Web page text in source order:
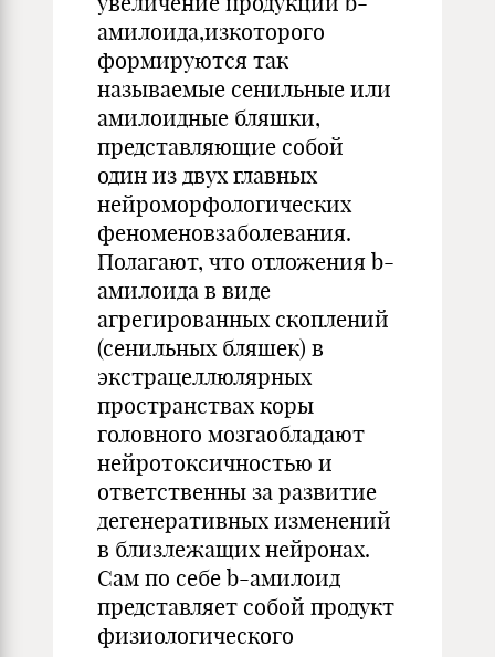
амилоида,изкоторого
формируются так
называемые сенильные или
амилоидные бляшки,
представляющие собой
один из двух главных
нейроморфологических
феноменовзаболевания.
Полагают, что отложения b-
амилоида в виде
агрегированных скоплений
(сенильных бляшек) в
экстрацеллюлярных
пространствах коры
головного мозгаобладают
нейротоксичностью и
ответственны за развитие
дегенеративных изменений
в близлежащих нейронах.
Сам по себе b-амилоид
представляет собой продукт
физиологического